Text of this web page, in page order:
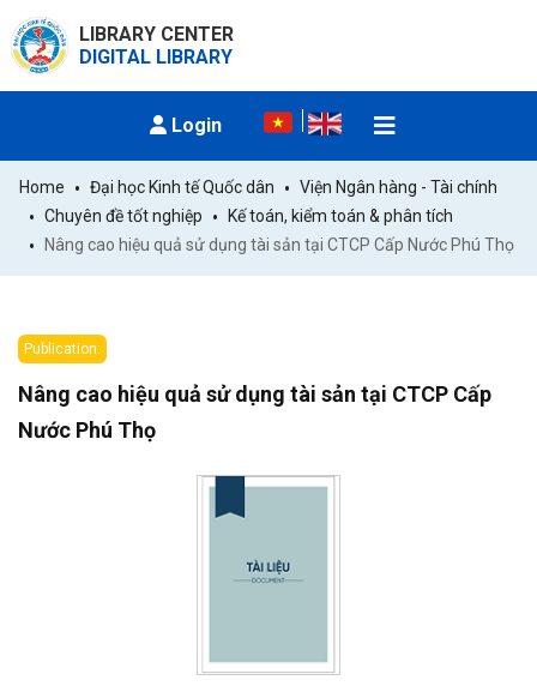
LIBRARY CENTER
DIGITAL LIBRARY
Login
Home Đại học Kinh tế Quốc dân
Viện Ngân hàng - Tài chính
Chuyên đề tốt nghiệp
Kế toán, kiểm toán & phân tích
Nâng cao hiệu quả sử dụng tài sản tại CTCP Cấp Nước Phú Thọ
Publication:
Nâng cao hiệu quả sử dụng tài sản tại CTCP Cấp
Nước Phú Thọ